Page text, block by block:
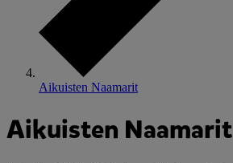
Aikuisten Naamarit
Aikuisten Naamarit